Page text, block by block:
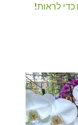
כדי לראות!